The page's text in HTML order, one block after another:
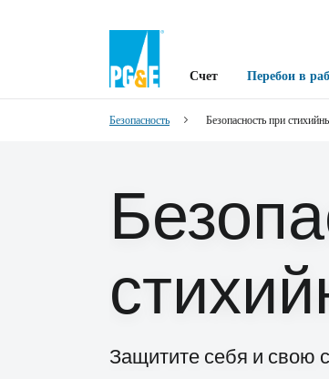
Счет Перебои в
Безопасность Безопасность при
Защитите себя и свою